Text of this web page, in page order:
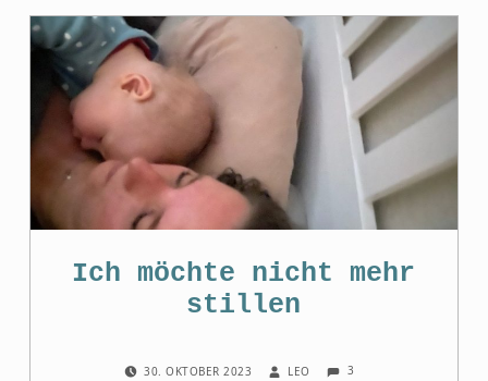
Ich möchte nicht mehr
stillen
30. OKTOBER 2023 LEO 3